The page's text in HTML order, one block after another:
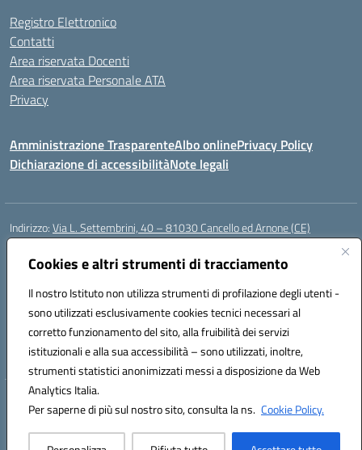
Cookies e altri strumenti di tracciamento
Il nostro Istituto non utilizza strumenti di profilazione degli utenti -
sono utilizzati esclusivamente cookies tecnici necessari al
corretto funzionamento del sito, alla fruibilità dei servizi
istituzionali e alla sua accessibilità – sono utilizzati, inoltre,
strumenti statistici anonimizzati messi a disposizione da Web
Analytics Italia.
Per saperne di più sul nostro sito, consulta la ns. Cookie Policy.
Registro Elettronico
Contatti
Area riservata Docenti
Area riservata Personale ATA
Privacy
Amministrazione TrasparenteAlbo onlinePrivacy Policy
Dichiarazione di accessibilitàNote legali
Indirizzo:Via L. Settembrini, 40 – 81030 Cancello ed Arnone (CE)
Centralino:
Posta elettronica certificata (PEC):ceic818008@pec.istruzione.it
Codice fiscale: 80009710619
Codice meccanografico:CEIC818008
Codice Indice delle Pubbliche Amministrazioni (IPA): istsc_ceic818008
Codice unico di fatturazione (CUF): UF0QMA
Hosting & Powered by 3D Solution S.r.l.
Concept & Design by Designers Italia